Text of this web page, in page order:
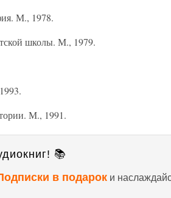
М., 1978.
школы. М., 1979.
М., 1991.
📚
в подарок и